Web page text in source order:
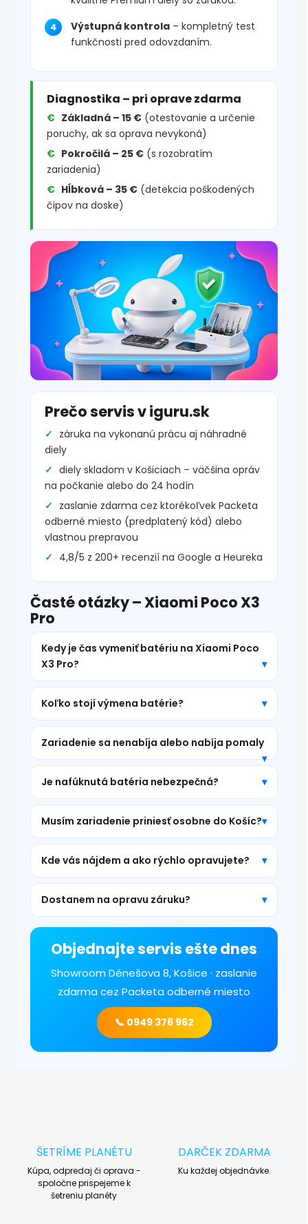
Výstupná kontrola – kompletný test
funkčnosti pred odovzdaním.
Diagnostika – pri oprave zdarma
Základná – 15 € (otestovanie a určenie
poruchy, ak sa oprava nevykoná)
Pokročilá – 25 € (s rozobratím
zariadenia)
Hĺbková – 35 € (detekcia poškodených
čipov na doske)
Prečo servis v iguru.sk
záruka na vykonanú prácu aj náhradné
diely
diely skladom v Košiciach – väčšina opráv
na počkanie alebo do 24 hodín
zaslanie zdarma cez ktorékoľvek Packeta
odberné miesto (predplatený kód) alebo
vlastnou prepravou
4,8/5 z 200+ recenzií na Google a Heureka
Časté otázky – Xiaomi Poco X3
Pro
Kedy je čas vymeniť batériu na Xiaomi Poco
X3 Pro?
Koľko stojí výmena batérie?
Zariadenie sa nenabíja alebo nabíja pomaly
Je nafúknutá batéria nebezpečná?
Musím zariadenie priniesť osobne do Košíc?
Kde vás nájdem a ako rýchlo opravujete?
Dostanem na opravu záruku?
Objednajte servis ešte dnes
Showroom Dénešova 8, Košice · zaslanie
zdarma cez Packeta odberné miesto
📞 0949 376 962
ŠETRÍME PLANÉTU
Kúpa, odpredaj či oprava -
spoločne prispejeme k
šetreniu planéty
DARČEK ZDARMA
Ku každej objednávke.